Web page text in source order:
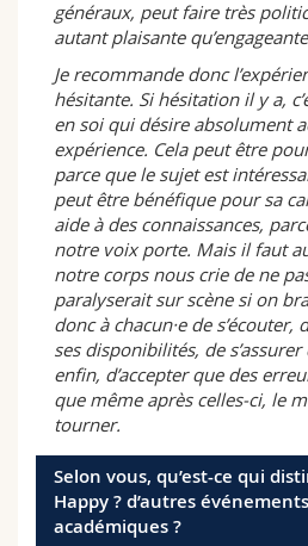
généraux, peut faire très
autant plaisante
Je recommande donc
hésitante. Si hésitation il y a,
en soi qui désire absolument
expérience. Cela peut être
parce que le sujet est
peut être bénéfique pour sa
aide à des connaissances,
notre voix porte. Mais il faut
notre corps nous crie de ne
paralyserait sur scène si on
donc à chacun·e de s’écouter,
ses disponibilités, de
enfin, d’accepter que des
que même après celles-ci, le
tourner.
Selon vous, qu’est-ce qui
Happy ? d’autres
académiques ?